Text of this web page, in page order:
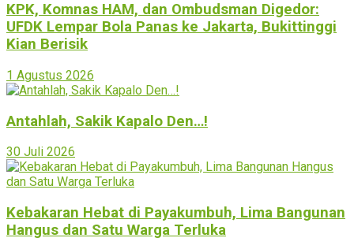
KPK, Komnas HAM, dan Ombudsman Digedor:
UFDK Lempar Bola Panas ke Jakarta, Bukittinggi
Kian Berisik
1 Agustus 2026
Antahlah, Sakik Kapalo Den…!
30 Juli 2026
Kebakaran Hebat di Payakumbuh, Lima Bangunan
Hangus dan Satu Warga Terluka